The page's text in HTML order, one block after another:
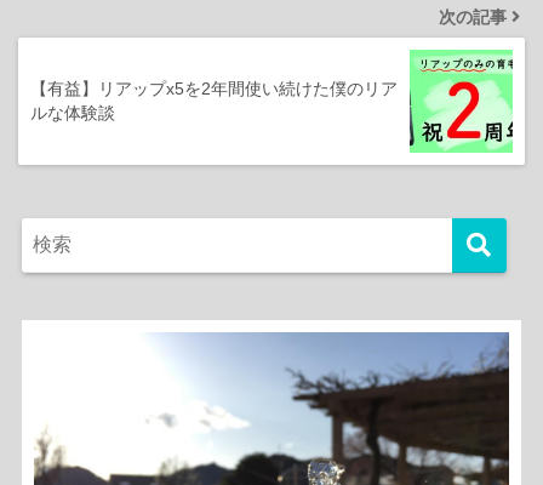
次の記事
【有益】リアップx5を2年間使い続けた僕のリア
ルな体験談